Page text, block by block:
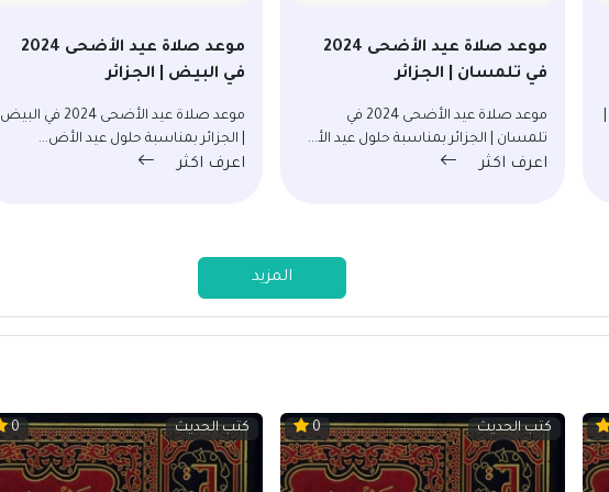
موعد صلاة عيد الأضحى 2024
في تلمسان | الجزائر
موعد صلاة عيد الأضحى 2024 في
تلمسان | الجزائر بمناسبة حلول عيد الأ...
اعرف اكثر
موعد صلاة عيد الأضحى 2024
في البيض | الجزائر
موعد صلاة عيد الأضحى 2024 في البيض
| الجزائر بمناسبة حلول عيد الأض...
اعرف اكثر
المزيد
كتب الحديث 0 كتب الحديث 0